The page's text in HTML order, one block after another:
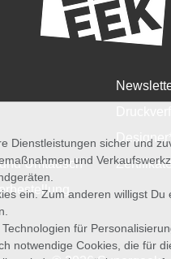
Umtausch
Dienstleistungen sicher und
und
ein. Zum anderen willigst
für
notwendige Cookies, die für